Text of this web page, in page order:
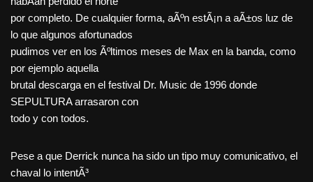
por completo. De cualquier forma, aÃºn estÃ¡n a aÃ±os luz de
lo que algunos afortunados
pudimos ver en los Ãºltimos meses de Max en la banda, como
por ejemplo aquella
brutal descarga en el festival Dr. Music de 1996 donde
SEPULTURA arrasaron con
todo y con todos.
Pese a que Derrick nunca ha sido un tipo muy comunicativo, el
chaval lo intentÃ³